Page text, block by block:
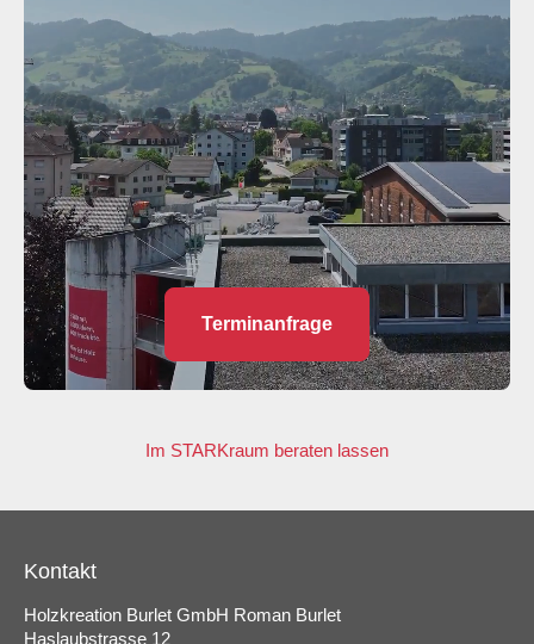
Terminanfrage
Im STARKraum beraten lassen
Kontakt
Holzkreation Burlet GmbH Roman Burlet
Haslaubstrasse 12